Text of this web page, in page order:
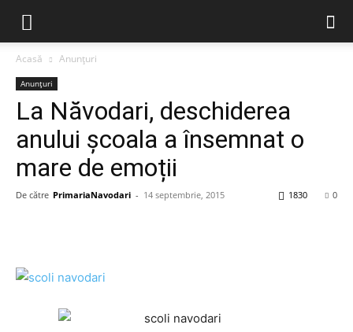
Acasă Anunțuri
Anunțuri
La Năvodari, deschiderea
anului școala a însemnat o
mare de emoții
De către PrimariaNavodari - 14 septembrie, 2015 0
1830